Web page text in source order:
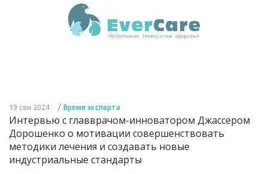
19 сен 2024 / Время эксперта
Интервью с главврачом-инноватором Джассером
Дорошенко о мотивации совершенствовать
методики лечения и создавать новые
индустриальные стандарты